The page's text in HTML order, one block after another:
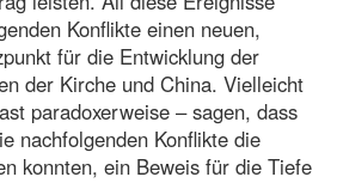
Konflikte einen neuen,
für die Entwicklung der
der Kirche und China. Vielleicht
paradoxerweise – sagen, dass
nachfolgenden Konflikte die
konnten, ein Beweis für die Tiefe